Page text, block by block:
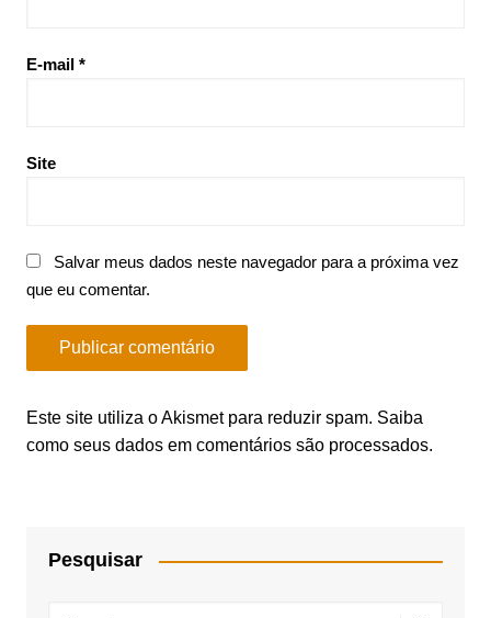
E-mail *
Site
Salvar meus dados neste navegador para a próxima vez
que eu comentar.
Este site utiliza o Akismet para reduzir spam. Saiba
como seus dados em comentários são processados.
Pesquisar